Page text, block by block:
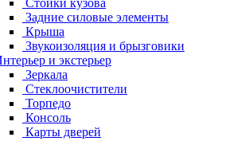
Стойки кузова
Задние силовые элементы
Крыша
Звукоизоляция и брызговики
и экстерьер
Зеркала
Стеклоочистители
Торпедо
Консоль
Карты дверей